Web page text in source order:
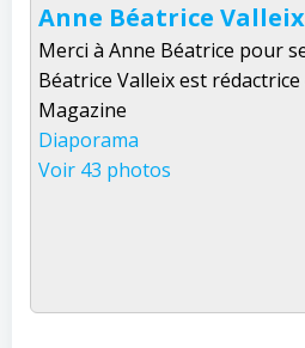
Anne Béatrice Valleix
Merci à Anne Béatrice pour
Béatrice Valleix est rédactrice
Magazine
Diaporama
Voir 43 photos